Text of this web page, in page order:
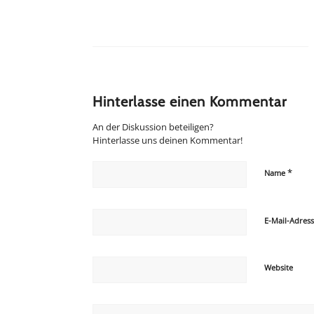
Hinterlasse einen Kommentar
An der Diskussion beteiligen?
Hinterlasse uns deinen Kommentar!
Name *
E-Mail-
Website